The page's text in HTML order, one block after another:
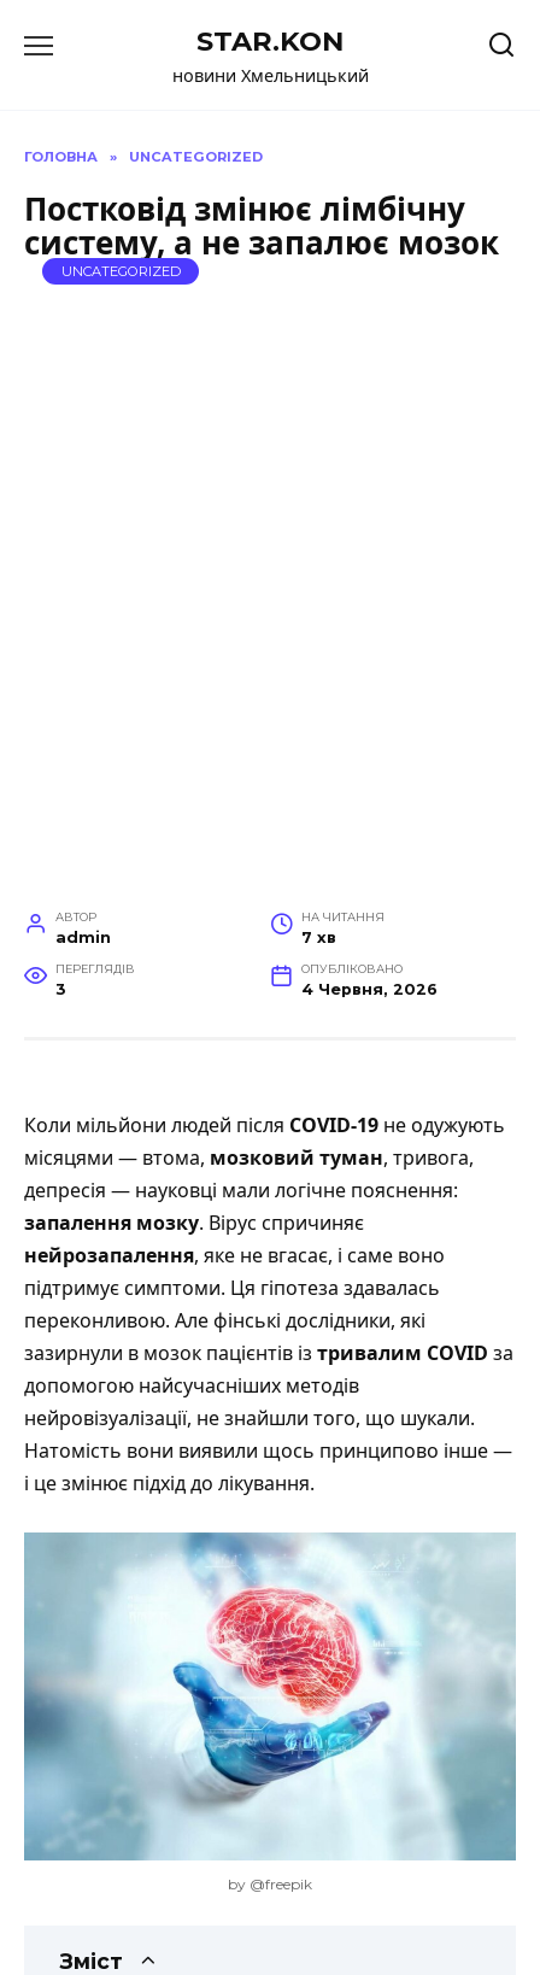
до
STAR.KON
новини Хмельницький
ГОЛОВНА » UNCATEGORIZED
Постковід змінює лімбічну
систему, а не запалює мозок
UNCATEGORIZED
АВТОР
admin
НА ЧИТАННЯ
7 хв
ПЕРЕГЛЯДІВ
3
ОПУБЛІКОВАНО
4 Червня, 2026
Коли мільйони людей після COVID-19 не одужують
місяцями — втома, мозковий туман, тривога,
депресія — науковці мали логічне пояснення:
запалення мозку. Вірус спричиняє
нейрозапалення, яке не вгасає, і саме воно
підтримує симптоми. Ця гіпотеза здавалась
переконливою. Але фінські дослідники, які
зазирнули в мозок пацієнтів із тривалим COVID за
допомогою найсучасніших методів
нейровізуалізації, не знайшли того, що шукали.
Натомість вони виявили щось принципово інше —
і це змінює підхід до лікування.
by @freepik
Зміст